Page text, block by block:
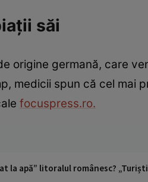
săi
origine germană, care
medicii spun că cel
focuspress.ro.
la apă” litoralul românesc?